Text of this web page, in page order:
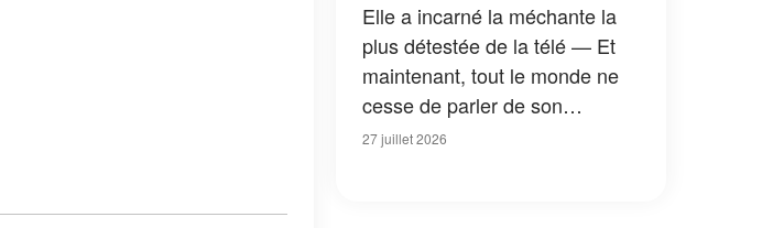
Elle a incarné la méchante la
plus détestée de la télé — Et
maintenant, tout le monde ne
cesse de parler de son
apparition dans la nouvelle
27 juillet 2026